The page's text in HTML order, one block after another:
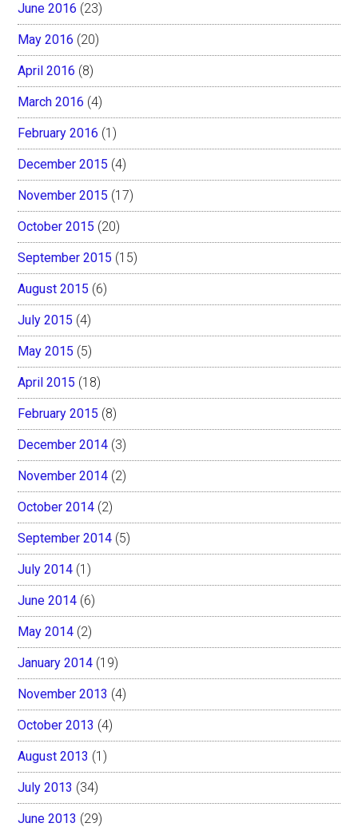
June 2016 (23)
May 2016 (20)
April 2016 (8)
March 2016 (4)
February 2016 (1)
December 2015 (4)
November 2015 (17)
October 2015 (20)
September 2015 (15)
August 2015 (6)
July 2015 (4)
May 2015 (5)
April 2015 (18)
February 2015 (8)
December 2014 (3)
November 2014 (2)
October 2014 (2)
September 2014 (5)
July 2014 (1)
June 2014 (6)
May 2014 (2)
January 2014 (19)
November 2013 (4)
October 2013 (4)
August 2013 (1)
July 2013 (34)
June 2013 (29)